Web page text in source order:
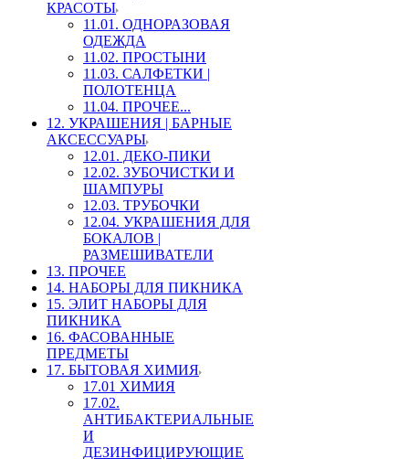
КРАСОТЫ
11.01. ОДНОРАЗОВАЯ
ОДЕЖДА
11.02. ПРОСТЫНИ
11.03. САЛФЕТКИ |
ПОЛОТЕНЦА
11.04. ПРОЧЕЕ...
12. УКРАШЕНИЯ | БАРНЫЕ
АКСЕССУАРЫ
12.01. ДЕКО-ПИКИ
12.02. ЗУБОЧИСТКИ И
ШАМПУРЫ
12.03. ТРУБОЧКИ
12.04. УКРАШЕНИЯ ДЛЯ
БОКАЛОВ |
РАЗМЕШИВАТЕЛИ
13. ПРОЧЕЕ
14. НАБОРЫ ДЛЯ ПИКНИКА
15. ЭЛИТ НАБОРЫ ДЛЯ
ПИКНИКА
16. ФАСОВАННЫЕ
ПРЕДМЕТЫ
17. БЫТОВАЯ ХИМИЯ
17.01 ХИМИЯ
17.02.
АНТИБАКТЕРИАЛЬНЫЕ
И
ДЕЗИНФИЦИРУЮЩИЕ